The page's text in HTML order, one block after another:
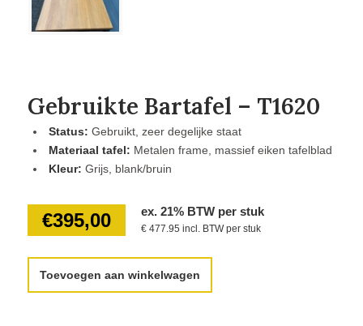
Gebruikte Bartafel – T1620
Status: Gebruikt, zeer degelijke staat
Materiaal tafel: Metalen frame, massief eiken tafelblad
Kleur: Grijs, blank/bruin
€395,00 ex. 21% BTW per stuk
€ 477.95 incl. BTW per stuk
Toevoegen aan winkelwagen